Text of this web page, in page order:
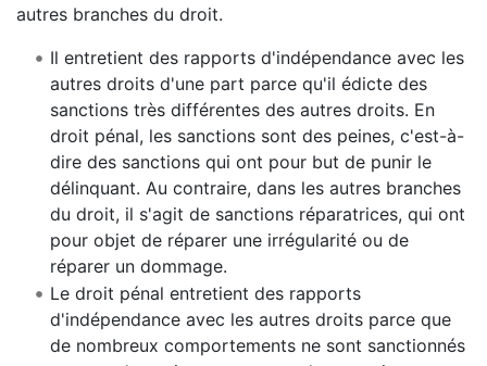
autres branches du droit.
Il entretient des rapports d'indépendance avec les
autres droits d'une part parce qu'il édicte des
sanctions très différentes des autres droits. En
droit pénal, les sanctions sont des peines, c'est-à-
dire des sanctions qui ont pour but de punir le
délinquant. Au contraire, dans les autres branches
du droit, il s'agit de sanctions réparatrices, qui ont
pour objet de réparer une irrégularité ou de
réparer un dommage.
Le droit pénal entretient des rapports
d'indépendance avec les autres droits parce que
de nombreux comportements ne sont sanctionnés